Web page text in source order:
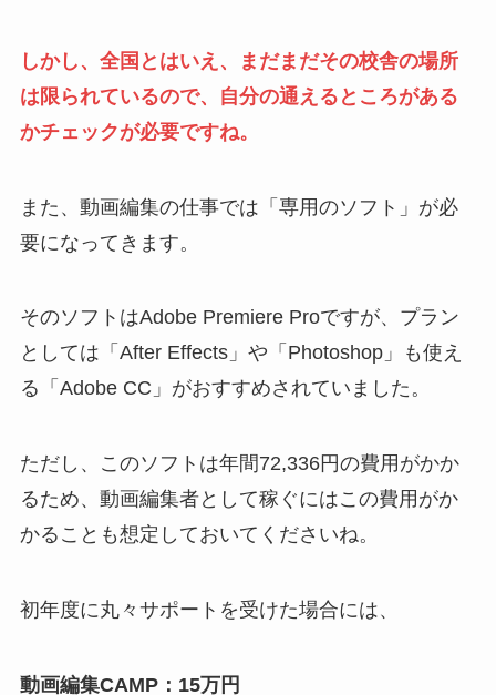
しかし、全国とはいえ、まだまだその校舎の場所
は限られているので、自分の通えるところがある
かチェックが必要ですね。
また、動画編集の仕事では「専用のソフト」が必
要になってきます。
そのソフトはAdobe Premiere Proですが、プラン
としては「After Effects」や「Photoshop」も使え
る「Adobe CC」がおすすめされていました。
ただし、このソフトは年間72,336円の費用がかか
るため、動画編集者として稼ぐにはこの費用がか
かることも想定しておいてくださいね。
初年度に丸々サポートを受けた場合には、
動画編集CAMP：15万円